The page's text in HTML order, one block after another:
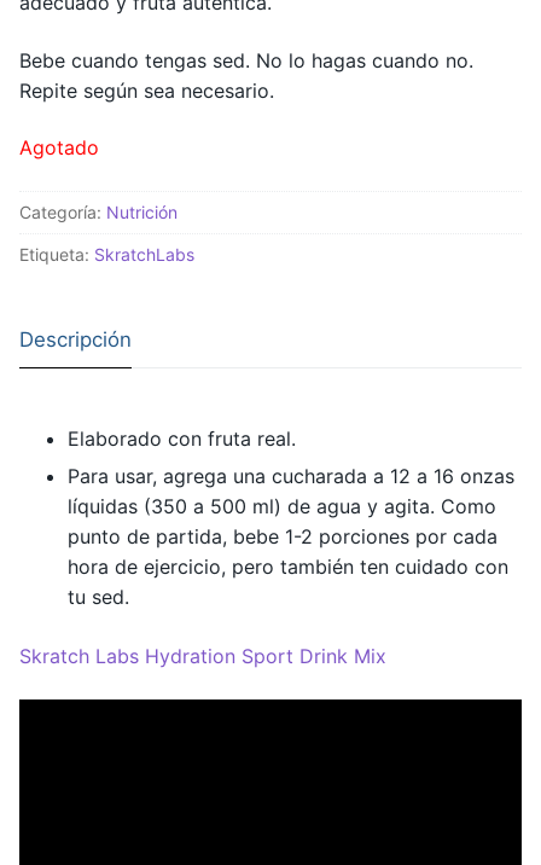
Bebe cuando tengas sed. No lo hagas cuando no.
Repite según sea necesario.
Agotado
Categoría: Nutrición
Etiqueta: SkratchLabs
Descripción
Elaborado con fruta real.
Para usar, agrega una cucharada a 12 a 16 onzas
líquidas (350 a 500 ml) de agua y agita. Como
punto de partida, bebe 1-2 porciones por cada
hora de ejercicio, pero también ten cuidado con
tu sed.
Skratch Labs Hydration Sport Drink Mix